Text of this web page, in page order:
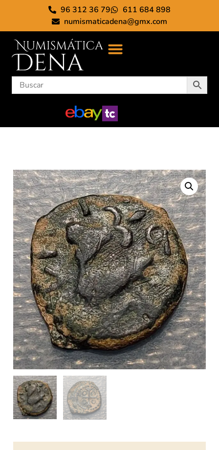
96 312 36 79
611 684 898
numismaticadena@gmx.com